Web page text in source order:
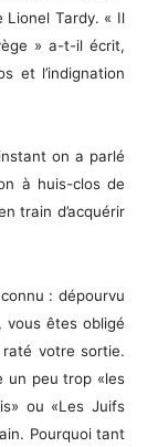
Lionel Tardy. « Il
» a-t-il écrit,
et l’indignation
on a parlé
à huis-clos de
train d’acquérir
: dépourvu
vous êtes obligé
votre sortie.
un peu trop «les
ou «Les Juifs
Pourquoi tant